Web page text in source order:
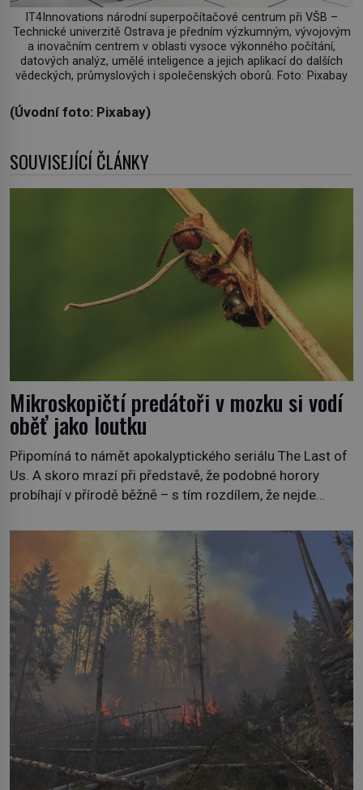
IT4Innovations národní superpočítačové centrum při VŠB –
Technické univerzitě Ostrava je předním výzkumným, vývojovým
a inovačním centrem v oblasti vysoce výkonného počítání,
datových analýz, umělé inteligence a jejich aplikací do dalších
vědeckých, průmyslových i společenských oborů. Foto: Pixabay
(Úvodní foto: Pixabay)
SOUVISEJÍCÍ ČLÁNKY
Mikroskopičtí predátoři v mozku si vodí
oběť jako loutku
Připomíná to námět apokalyptického seriálu The Last of
Us. A skoro mrazí při představě, že podobné horory
probíhají v přírodě běžně – s tím rozdílem, že nejde
dokáže ovládat jen vývojově nesrovnatelně jednodušší
živočichy, než je člověk. Najít skutečné zombie není nic
nemožného ani v naší přírodě. […]